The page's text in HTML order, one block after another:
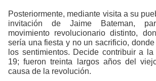
Posteriormente, mediante visita a su
invitación de Jaime Bateman,
movimiento revolucionario distinto,
sería una fiesta y no un sacrificio,
los sentimientos. Decide contribuir a
19; fueron treinta largos años del
causa de la revolución.